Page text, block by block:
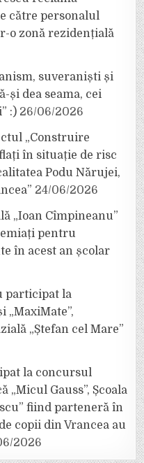
către personalul
o zonă rezidențială
suveraniști și
și dea seama, cei
:) 26/06/2026
„Construire
în situație de risc
Podu Nărujei,
24/06/2026
„Ioan Cîmpineanu”
pentru
în acest an școlar
participat la
„MaxiMate”,
„Ștefan cel Mare”
la concursul
Gauss”, Școala
fiind parteneră în
copii din Vrancea au
2026